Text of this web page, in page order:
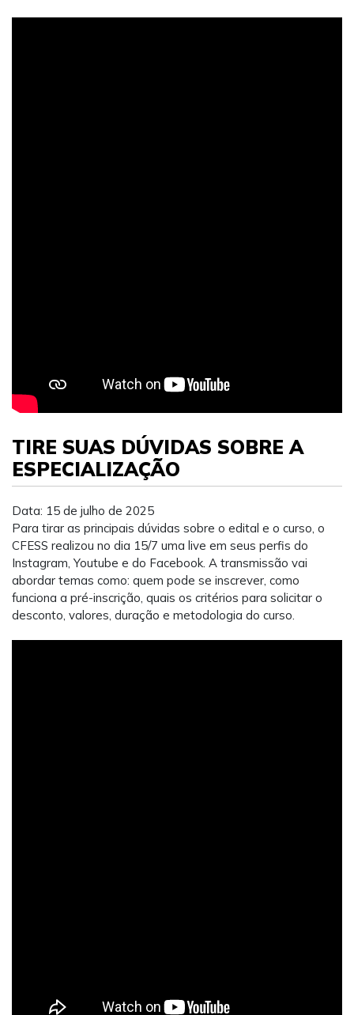
TIRE SUAS DÚVIDAS SOBRE A
ESPECIALIZAÇÃO
Data: 15 de julho de 2025
Para tirar as principais dúvidas sobre o edital e o curso, o
CFESS realizou no dia 15/7 uma live em seus perfis do
Instagram, Youtube e do Facebook. A transmissão vai
abordar temas como: quem pode se inscrever, como
funciona a pré-inscrição, quais os critérios para solicitar o
desconto, valores, duração e metodologia do curso.